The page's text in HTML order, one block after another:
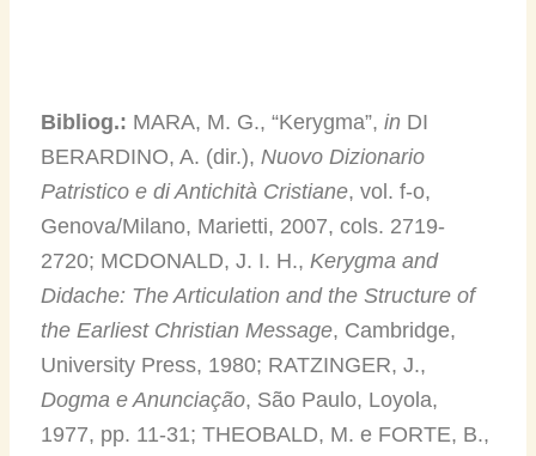
Bibliog.: MARA, M. G., “Kerygma”, in DI
BERARDINO, A. (dir.), Nuovo Dizionario
Patristico e di Antichità Cristiane, vol. f-o,
Genova/Milano, Marietti, 2007, cols. 2719-
2720; MCDONALD, J. I. H., Kerygma and
Didache: The Articulation and the Structure of
the Earliest Christian Message, Cambridge,
University Press, 1980; RATZINGER, J.,
Dogma e Anunciação, São Paulo, Loyola,
1977, pp. 11-31; THEOBALD, M. e FORTE, B.,